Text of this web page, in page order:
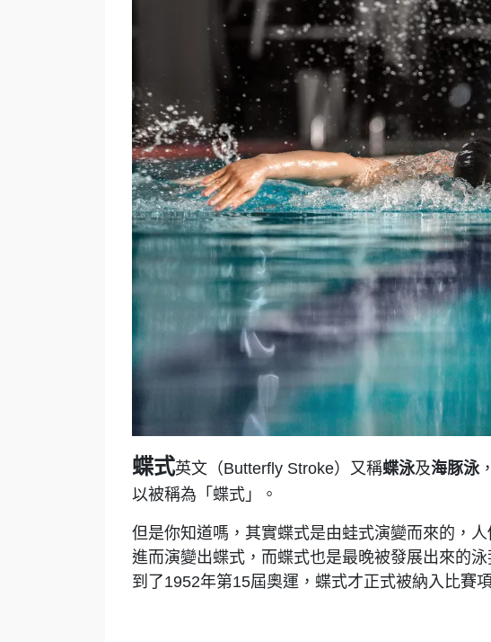
蝶式英文（Butterfly Stroke）又稱蝶泳及海豚泳
以被稱為「蝶式」。
但是你知道嗎，其實蝶式是由蛙式演變而來的，
進而演變出蝶式，而蝶式也是最晚被發展出來的
到了1952年第15屆奧運，蝶式才正式被納入比賽